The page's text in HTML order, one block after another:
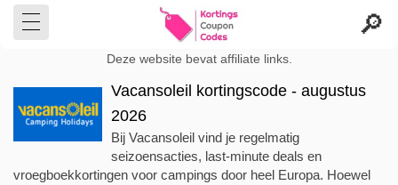
Deze website bevat affiliate links.
Vacansoleil kortingscode - augustus
2026
Bij Vacansoleil vind je regelmatig
seizoensacties, last-minute deals en
vroegboekkortingen voor campings door heel Europa. Hoewel